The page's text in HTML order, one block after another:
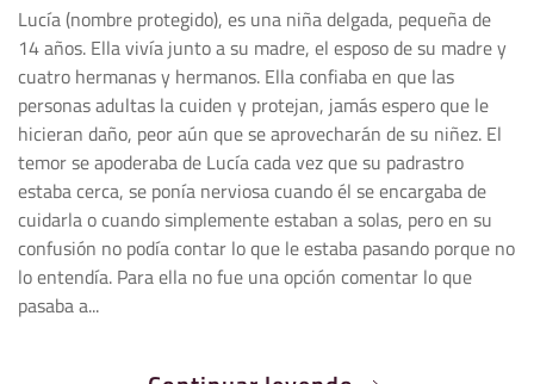
Lucía (nombre protegido), es una niña delgada, pequeña de
14 años. Ella vivía junto a su madre, el esposo de su madre y
cuatro hermanas y hermanos. Ella confiaba en que las
personas adultas la cuiden y protejan, jamás espero que le
hicieran daño, peor aún que se aprovecharán de su niñez. El
temor se apoderaba de Lucía cada vez que su padrastro
estaba cerca, se ponía nerviosa cuando él se encargaba de
cuidarla o cuando simplemente estaban a solas, pero en su
confusión no podía contar lo que le estaba pasando porque no
lo entendía. Para ella no fue una opción comentar lo que
pasaba a...